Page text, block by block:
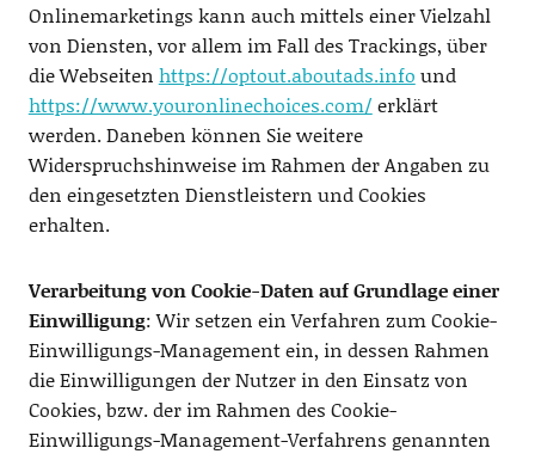
Onlinemarketings kann auch mittels einer Vielzahl
von Diensten, vor allem im Fall des Trackings, über
die Webseiten https://optout.aboutads.info und
https://www.youronlinechoices.com/ erklärt
werden. Daneben können Sie weitere
Widerspruchshinweise im Rahmen der Angaben zu
den eingesetzten Dienstleistern und Cookies
erhalten.
Verarbeitung von Cookie-Daten auf Grundlage einer
Einwilligung: Wir setzen ein Verfahren zum Cookie-
Einwilligungs-Management ein, in dessen Rahmen
die Einwilligungen der Nutzer in den Einsatz von
Cookies, bzw. der im Rahmen des Cookie-
Einwilligungs-Management-Verfahrens genannten